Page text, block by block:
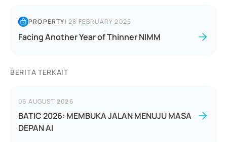
PROPERTY|28 FEBRUARY 2025
Facing Another Year of Thinner NIMM
BERITA TERKAIT
06 AUGUST 2026
BATIC 2026: MEMBUKA JALAN MENUJU MASA
DEPAN AI